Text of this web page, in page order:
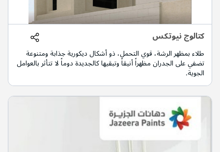
كتالوج نيوتكس
طلاء بمظهر الرشة، قوي التحمل، ذو أشكال ديكورية جذابة ومتنوعة
تضفي على الجدران مظهراً أنيقاً وتبقيها كالجديدة دوماً لا تتأثر بالعوامل
الجوية.